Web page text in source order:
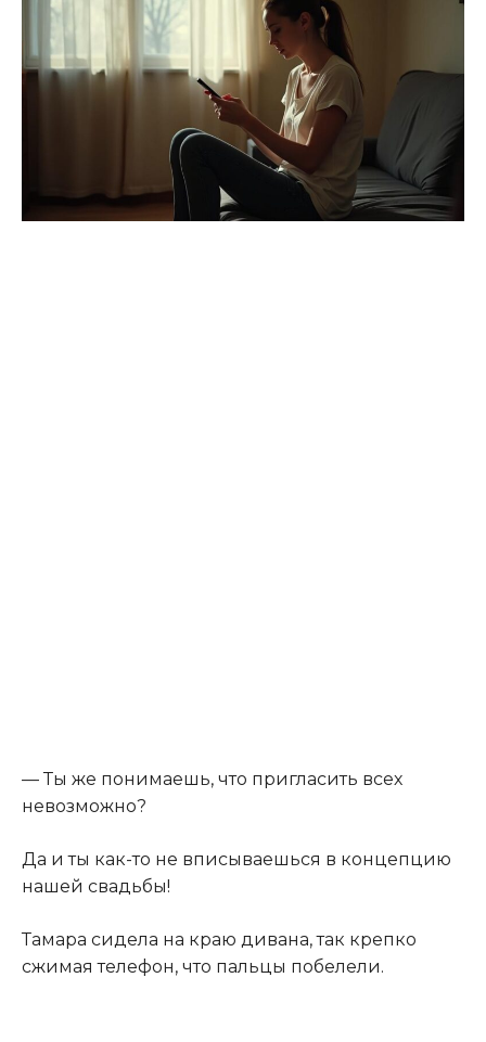
— Ты же понимаешь, что пригласить всех
невозможно?
Да и ты как-то не вписываешься в концепцию
нашей свадьбы!
Тамара сидела на краю дивана, так крепко
сжимая телефон, что пальцы побелели.